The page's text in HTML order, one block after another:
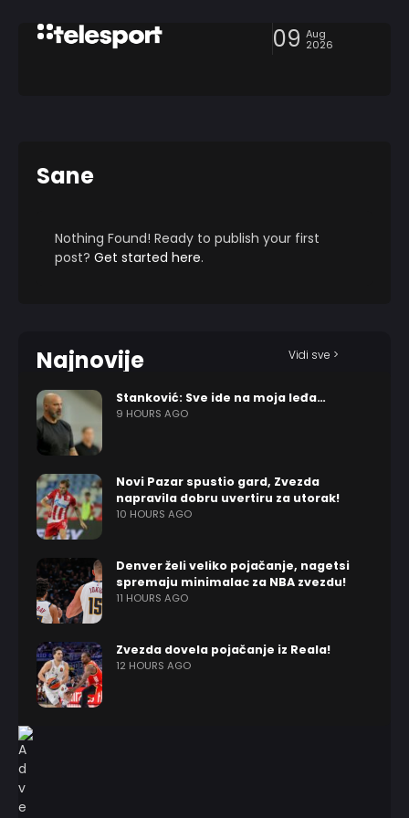
09 Aug
2026
Sane
Nothing Found! Ready to publish your first
post? Get started here.
Najnovije Vidi sve >
Stanković: Sve ide na moja leđa…
9 HOURS AGO
Novi Pazar spustio gard, Zvezda
napravila dobru uvertiru za utorak!
10 HOURS AGO
Denver želi veliko pojačanje, nagetsi
spremaju minimalac za NBA zvezdu!
11 HOURS AGO
Zvezda dovela pojačanje iz Reala!
12 HOURS AGO